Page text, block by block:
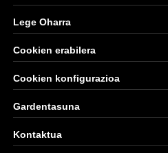
Lege Oharra
Cookien erabilera
Cookien konfigurazioa
Gardentasuna
Kontaktua